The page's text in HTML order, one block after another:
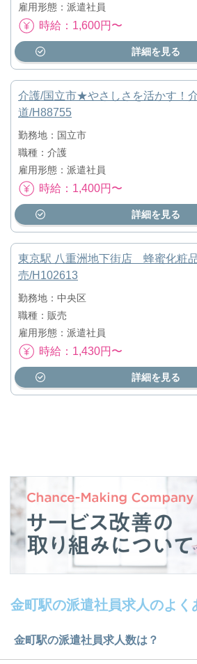
雇用形態：派遣社員
時給：1,600円〜
詳細を見る
介護/国立市★やさしさを活かす！
道/H88755
勤務地：国立市
職種：介護
雇用形態：派遣社員
時給：1,400円〜
詳細を見る
東京駅 八重洲地下街店 蜂蜜化粧
売/H102613
勤務地：中央区
職種：販売
雇用形態：派遣社員
時給：1,430円〜
詳細を見る
金町駅の派遣社員求人のよく
金町駅の派遣社員求人数は？